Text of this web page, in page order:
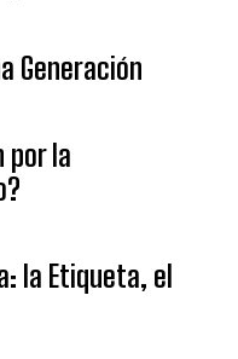
Generación
por la
la Etiqueta, el